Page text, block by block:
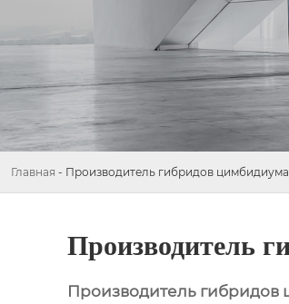
Главная - Производитель гибридов
Производитель
Производитель гибридов